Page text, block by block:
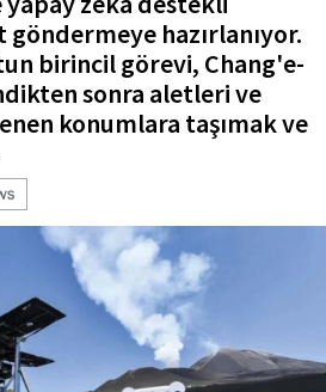
göndermeye hazırlanıyor.
birincil görevi, Chang'e-
sonra aletleri ve
konumlara taşımak ve